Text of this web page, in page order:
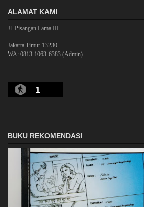
ALAMAT KAMI
Jl. Pisangan Lama III
Jakarta Timur 13230
WA: 0813-1063-6383 (Admin)
1
BUKU REKOMENDASI